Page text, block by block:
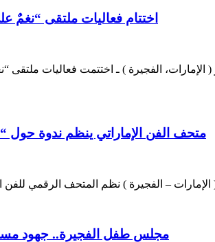
اختتام فعاليات ملتقى “نغمٌ
متحف الفن الإماراتي ينظم ندوة حول
مجلس طفل الفجيرة.. جهود